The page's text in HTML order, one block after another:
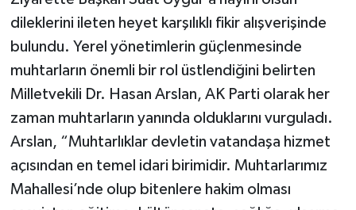
dileklerini ileten heyet karşılıklı fikir alışverişinde
bulundu. Yerel yönetimlerin güçlenmesinde
muhtarların önemli bir rol üstlendiğini belirten
Milletvekili Dr. Hasan Arslan, AK Parti olarak her
zaman muhtarların yanında olduklarını vurguladı.
Arslan, “Muhtarlıklar devletin vatandaşa hizmet
açısından en temel idari birimidir. Muhtarlarımız
Mahallesi’nde olup bitenlere hakim olması